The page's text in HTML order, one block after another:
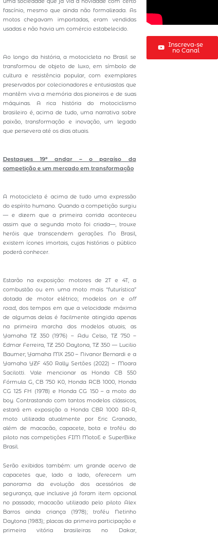
fascínio, mesmo que ainda não formalizada. As
motos chegavam importadas, eram vendidas
usadas e não havia um comércio estabelecido.
Ao longo da história, a motocicleta no Brasil se
transformou de objeto de luxo, em símbolo de
cultura e resistência popular, com exemplares
preservados por colecionadores e entusiastas que
mantêm viva a memória dos pioneiros e de suas
máquinas. A rica história do motociclismo
brasileiro é, acima de tudo, uma narrativa sobre
paixão, transformação e inovação, um legado
que persevera até os dias atuais.
Destaques 19º andar – o paraíso da
competição e um mercado em transformação
A motocicleta é acima de tudo uma expressão
do espírito humano. Quando a competição surgiu
— e dizem que a primeira corrida aconteceu
assim que a segunda moto foi criada—, trouxe
heróis que transcendem gerações. No Brasil,
existem ícones imortais, cujas histórias o público
poderá conhecer.
Estarão na exposição: motores de 2T e 4T, a
combustão ou em uma moto mais “futurística”
dotada de motor elétrico; modeloson e off
road, dos tempos em que a velocidade máxima
de algumas delas é facilmente atingida apenas
na primeira marcha dos modelos atuais; as
Yamaha TZ 350 (1976) – Adu Celso, TZ 750 –
Edmar Ferreira, TZ 250 Daytona, TZ 350 — Lucilio
Baumer; Yamaha MX 250 – Nivanor Bernardi e a
Yamaha YZF 450 Rally Sertões (2022) – Moara
Sacilotti. Vale mencionar as Honda CB 550
Fórmula G, CB 750 K0, Honda RCB 1000, Honda
CG 125 FH (1978) e Honda CG 150 – a moto do
boy. Contrastando com tantos modelos clássicos,
estará em exposição a Honda CBR 1000 RR-R,
moto utilizada atualmente por Eric Granado,
além de macacão, capacete, bota e troféu do
piloto nas competições FIM MotoE e SuperBike
Brasil.
Serão exibidos também: um grande acervo de
capacetes que, lado a lado, oferecem um
panorama da evolução dos acessórios de
segurança, que inclusive já foram item opcional
no passado; macacão utilizado pelo piloto Alex
Barros ainda criança (1978); troféu Netinho
Daytona (1983); placas da primeira participação e
primeira vitória brasileiras no Dakar,
Inscreva-se
no Canal